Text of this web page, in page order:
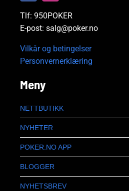
Tlf: 950POKER
E-post: salg@poker.no
Vilkår og betingelser
Personvernerklæring
Meny
NETTBUTIKK
NYHETER
POKER.NO APP
BLOGGER
NYHETSBREV